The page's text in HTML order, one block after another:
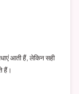
आती हैं, लेकिन सही
हैं।